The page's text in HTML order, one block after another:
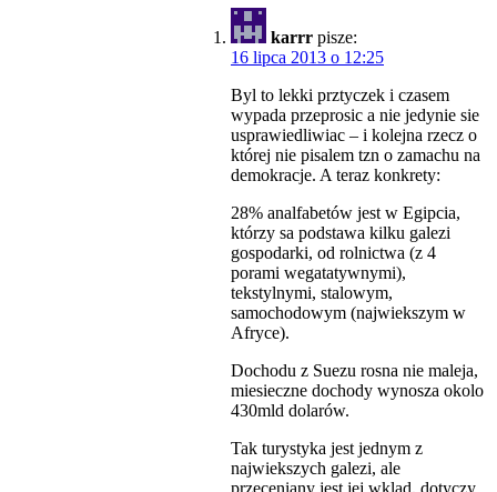
karrr pisze:
16 lipca 2013 o 12:25
Byl to lekki prztyczek i czasem
wypada przeprosic a nie jedynie sie
usprawiedliwiac – i kolejna rzecz o
której nie pisalem tzn o zamachu na
demokracje. A teraz konkrety:
28% analfabetów jest w Egipcia,
którzy sa podstawa kilku galezi
gospodarki, od rolnictwa (z 4
porami wegatatywnymi),
tekstylnymi, stalowym,
samochodowym (najwiekszym w
Afryce).
Dochodu z Suezu rosna nie maleja,
miesieczne dochody wynosza okolo
430mld dolarów.
Tak turystyka jest jednym z
najwiekszych galezi, ale